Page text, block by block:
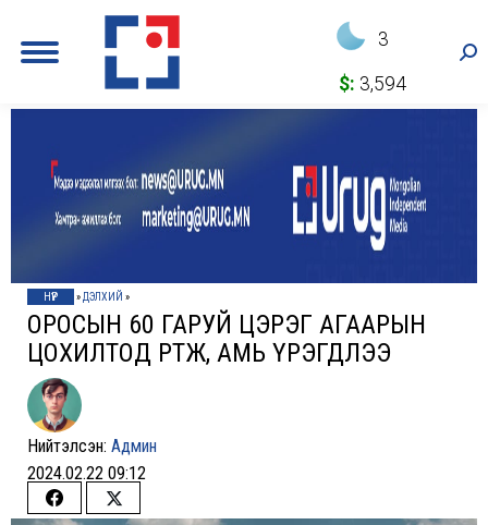
3
$: 3,594
НҮҮР »ДЭЛХИЙ »
ОРОСЫН 60 ГАРУЙ ЦЭРЭГ АГААРЫН
ЦОХИЛТОД ӨРТӨЖ, АМЬ ҮРЭГДЛЭЭ
Нийтэлсэн: Админ
2024.02.22 09:12
Share
Share